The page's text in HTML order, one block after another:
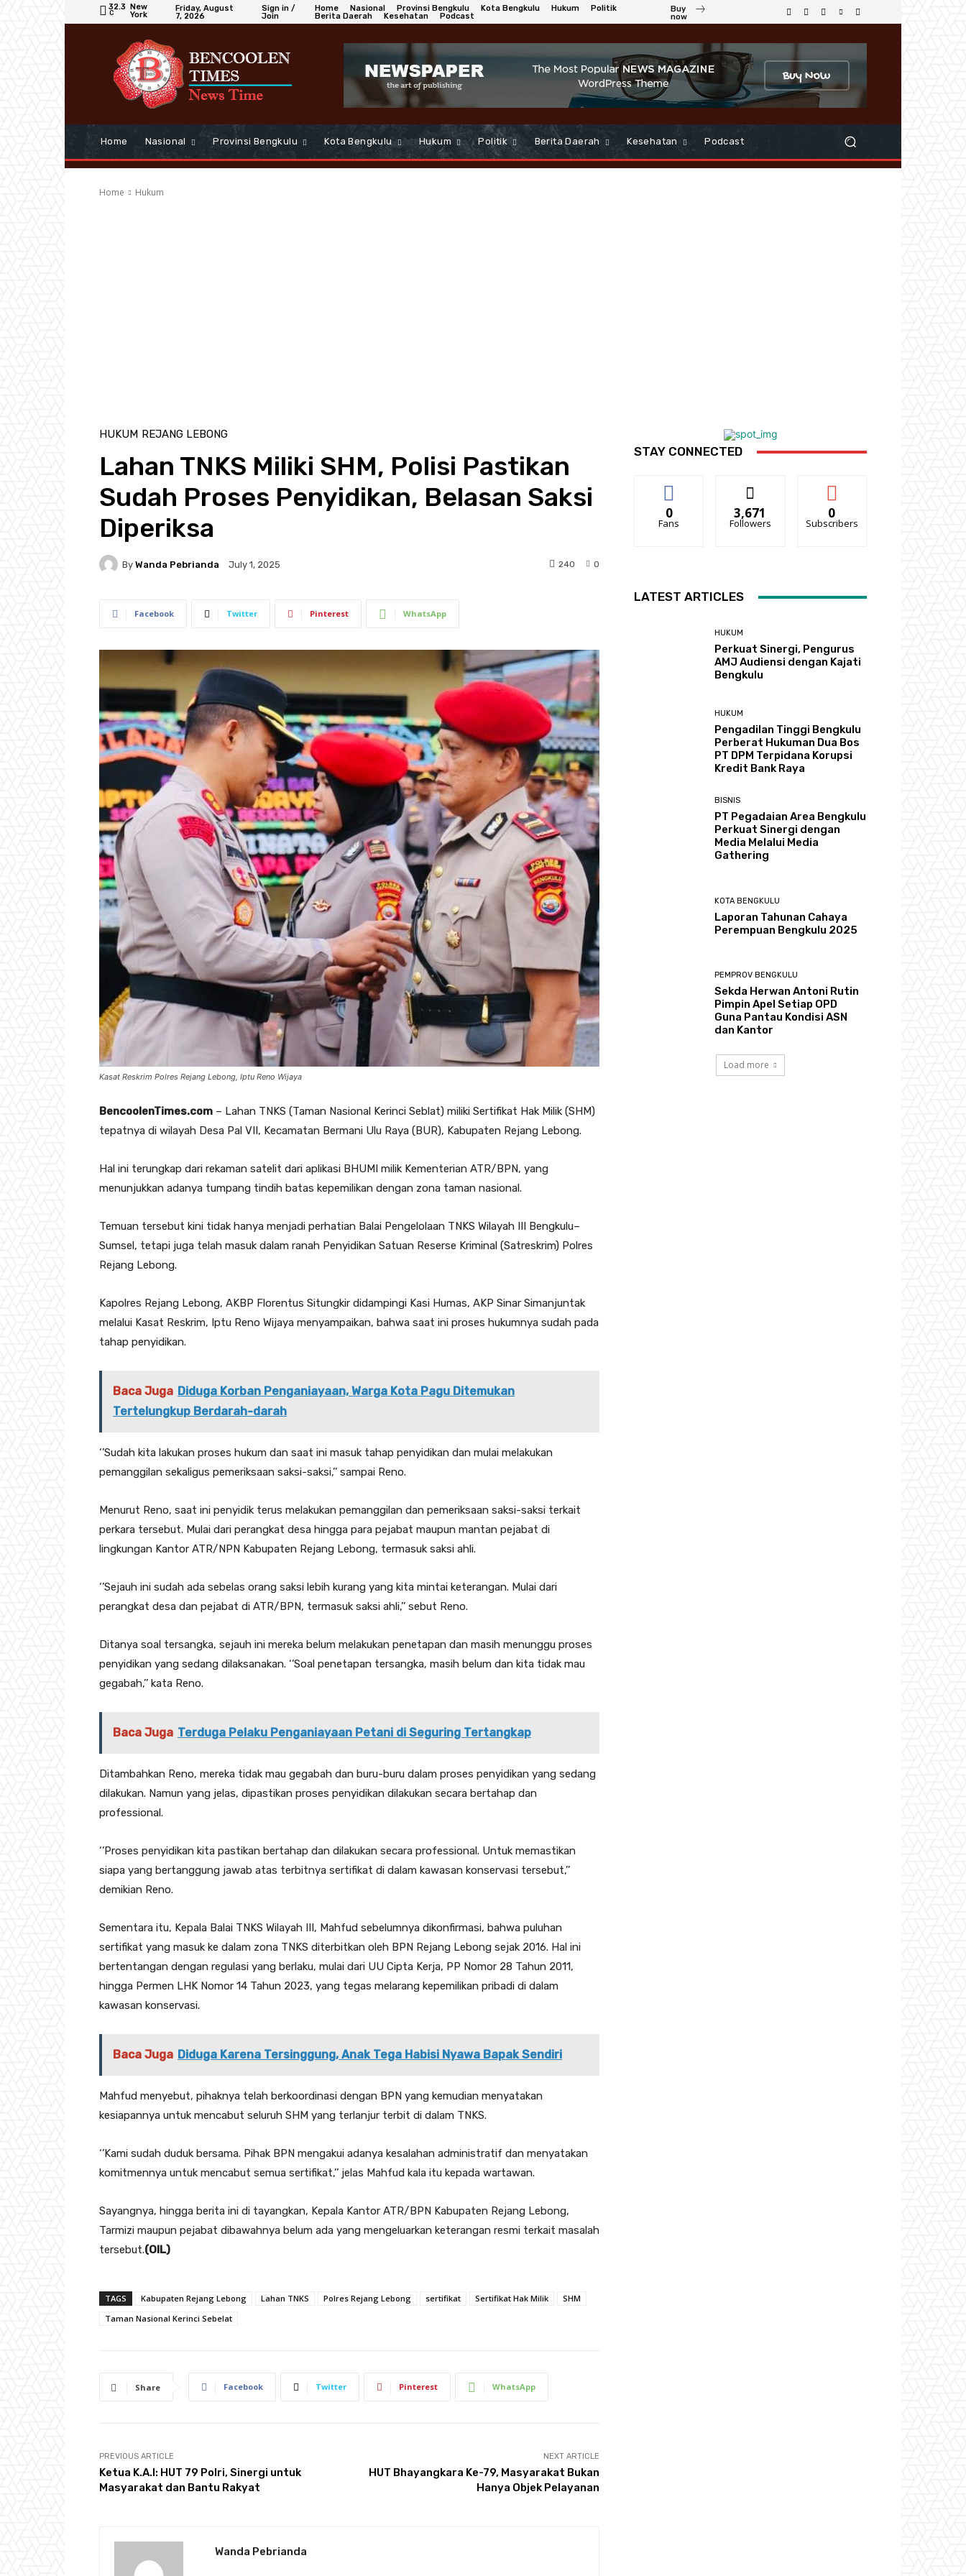
32.3
C
New
York
Friday, August
7, 2026
Sign in /
Join
Home Nasional Provinsi Bengkulu Kota Bengkulu Hukum
Politik
Berita Daerah
Kesehatan Podcast
Buy
now
Home Nasional Provinsi Bengkulu Kota Bengkulu Hukum Politik Berita Daerah Kesehatan Podcast
Home Hukum
HUKUM REJANG LEBONG
Lahan TNKS Miliki SHM, Polisi Pastikan
Sudah Proses Penyidikan, Belasan Saksi
Diperiksa
By Wanda Pebrianda July 1, 2025 0
240
Facebook Twitter Pinterest WhatsApp
Kasat Reskrim Polres Rejang Lebong, Iptu Reno Wijaya
BencoolenTimes.com – Lahan TNKS (Taman Nasional Kerinci Seblat) miliki Sertifikat Hak Milik (SHM)
tepatnya di wilayah Desa Pal VII, Kecamatan Bermani Ulu Raya (BUR), Kabupaten Rejang Lebong.
Hal ini terungkap dari rekaman satelit dari aplikasi BHUMI milik Kementerian ATR/BPN, yang
menunjukkan adanya tumpang tindih batas kepemilikan dengan zona taman nasional.
Temuan tersebut kini tidak hanya menjadi perhatian Balai Pengelolaan TNKS Wilayah III Bengkulu–
Sumsel, tetapi juga telah masuk dalam ranah Penyidikan Satuan Reserse Kriminal (Satreskrim) Polres
Rejang Lebong.
Kapolres Rejang Lebong, AKBP Florentus Situngkir didampingi Kasi Humas, AKP Sinar Simanjuntak
melalui Kasat Reskrim, Iptu Reno Wijaya menyampaikan, bahwa saat ini proses hukumnya sudah pada
tahap penyidikan.
Baca Juga Diduga Korban Penganiayaan, Warga Kota Pagu Ditemukan
Tertelungkup Berdarah-darah
‘’Sudah kita lakukan proses hukum dan saat ini masuk tahap penyidikan dan mulai melakukan
pemanggilan sekaligus pemeriksaan saksi-saksi,’’ sampai Reno.
Menurut Reno, saat ini penyidik terus melakukan pemanggilan dan pemeriksaan saksi-saksi terkait
perkara tersebut. Mulai dari perangkat desa hingga para pejabat maupun mantan pejabat di
lingkungan Kantor ATR/NPN Kabupaten Rejang Lebong, termasuk saksi ahli.
‘’Sejauh ini sudah ada sebelas orang saksi lebih kurang yang kita mintai keterangan. Mulai dari
perangkat desa dan pejabat di ATR/BPN, termasuk saksi ahli,’’ sebut Reno.
Ditanya soal tersangka, sejauh ini mereka belum melakukan penetapan dan masih menunggu proses
penyidikan yang sedang dilaksanakan. ‘’Soal penetapan tersangka, masih belum dan kita tidak mau
gegabah,’’ kata Reno.
Baca Juga Terduga Pelaku Penganiayaan Petani di Seguring Tertangkap
Ditambahkan Reno, mereka tidak mau gegabah dan buru-buru dalam proses penyidikan yang sedang
dilakukan. Namun yang jelas, dipastikan proses penyidikan dilakukan secara bertahap dan
professional.
‘’Proses penyidikan kita pastikan bertahap dan dilakukan secara professional. Untuk memastikan
siapa yang bertanggung jawab atas terbitnya sertifikat di dalam kawasan konservasi tersebut,’’
demikian Reno.
Sementara itu, Kepala Balai TNKS Wilayah III, Mahfud sebelumnya dikonfirmasi, bahwa puluhan
sertifikat yang masuk ke dalam zona TNKS diterbitkan oleh BPN Rejang Lebong sejak 2016. Hal ini
bertentangan dengan regulasi yang berlaku, mulai dari UU Cipta Kerja, PP Nomor 28 Tahun 2011,
hingga Permen LHK Nomor 14 Tahun 2023, yang tegas melarang kepemilikan pribadi di dalam
kawasan konservasi.
Baca Juga Diduga Karena Tersinggung, Anak Tega Habisi Nyawa Bapak Sendiri
Mahfud menyebut, pihaknya telah berkoordinasi dengan BPN yang kemudian menyatakan
kesiapannya untuk mencabut seluruh SHM yang terlanjur terbit di dalam TNKS.
‘’Kami sudah duduk bersama. Pihak BPN mengakui adanya kesalahan administratif dan menyatakan
komitmennya untuk mencabut semua sertifikat,’’ jelas Mahfud kala itu kepada wartawan.
Sayangnya, hingga berita ini di tayangkan, Kepala Kantor ATR/BPN Kabupaten Rejang Lebong,
Tarmizi maupun pejabat dibawahnya belum ada yang mengeluarkan keterangan resmi terkait masalah
tersebut.(OIL)
TAGS Kabupaten Rejang Lebong Lahan TNKS Polres Rejang Lebong sertifikat Sertifikat Hak Milik
SHM
Taman Nasional Kerinci Sebelat
Share Facebook Twitter Pinterest WhatsApp
PREVIOUS ARTICLE
Ketua K.A.I: HUT 79 Polri, Sinergi untuk
Masyarakat dan Bantu Rakyat
NEXT ARTICLE
HUT Bhayangkara Ke-79, Masyarakat Bukan
Hanya Objek Pelayanan
Wanda Pebrianda
STAY CONNECTED
0
Fans
3,671
Followers
0
Subscribers
LATEST ARTICLES
HUKUM
Perkuat Sinergi, Pengurus
AMJ Audiensi dengan Kajati
Bengkulu
HUKUM
Pengadilan Tinggi Bengkulu
Perberat Hukuman Dua Bos
PT DPM Terpidana Korupsi
Kredit Bank Raya
BISNIS
PT Pegadaian Area Bengkulu
Perkuat Sinergi dengan
Media Melalui Media
Gathering
KOTA BENGKULU
Laporan Tahunan Cahaya
Perempuan Bengkulu 2025
PEMPROV BENGKULU
Sekda Herwan Antoni Rutin
Pimpin Apel Setiap OPD
Guna Pantau Kondisi ASN
dan Kantor
Load more